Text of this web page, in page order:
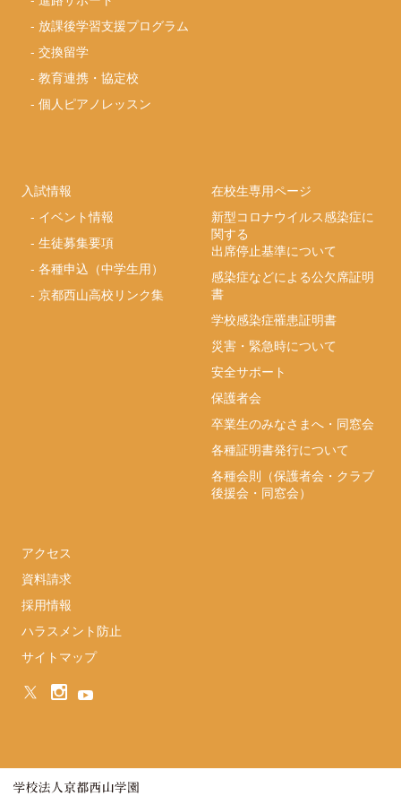
- 放課後学習支援プログラム
-交換留学
-教育連携・協定校
-個人ピアノレッスン
入試情報
- イベント情報
-生徒募集要項
-各種申込（中学生用）
-京都西山高校リンク集
在校生専用ページ
新型コロナウイルス感染症に
関する
出席停止基準について
感染症などによる公欠席証明
書
学校感染症罹患証明書
災害・緊急時について
安全サポート
保護者会
卒業生のみなさまへ・同窓会
各種証明書発行について
各種会則（保護者会・クラブ
後援会・同窓会）
アクセス
資料請求
採用情報
ハラスメント防止
サイトマップ